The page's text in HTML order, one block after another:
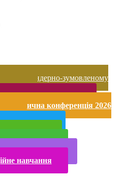
та гендерно-зумовленому
практична конференція 2026
навчання